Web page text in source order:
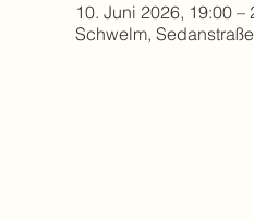
10. Juni 2026, 19:00 –
Schwelm,